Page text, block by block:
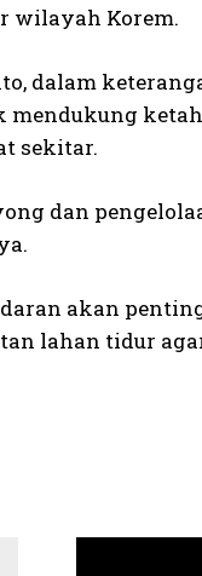
wilayah Korem.
dalam
mendukung
sekitar.
dan
akan
lahan tidur